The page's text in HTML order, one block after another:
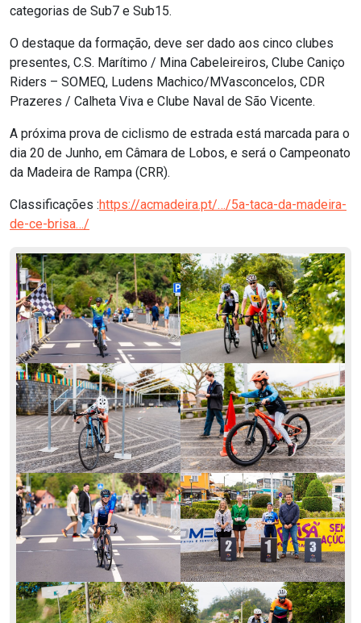
categorias de Sub7 e Sub15.
O destaque da formação, deve ser dado aos cinco clubes
presentes, C.S. Marítimo / Mina Cabeleireiros, Clube Caniço
Riders – SOMEQ, Ludens Machico/MVasconcelos, CDR
Prazeres / Calheta Viva e Clube Naval de São Vicente.
A próxima prova de ciclismo de estrada está marcada para o
dia 20 de Junho, em Câmara de Lobos, e será o Campeonato
da Madeira de Rampa (CRR).
Classificações :https://acmadeira.pt/…/5a-taca-da-madeira-
de-ce-brisa…/